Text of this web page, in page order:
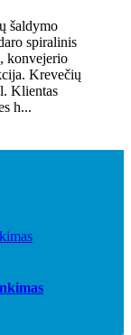
šaldymo
spiralinis
konvejerio
Krevečių
Klientas
h...